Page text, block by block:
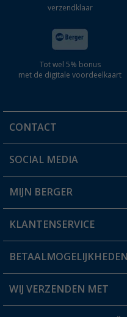
verzendklaar
Tot wel 5% bonus
met de digitale voordeelkaart
CONTACT
Een vraag?
Winkel vinden
SOCIAL MEDIA
MIJN BERGER
Mijn account
Status bestelling
Verlanglijstje
KLANTENSERVICE
FAQ & Contact
Verzendinformatie
BETAALMOGELIJKHEDEN
WIJ VERZENDEN MET